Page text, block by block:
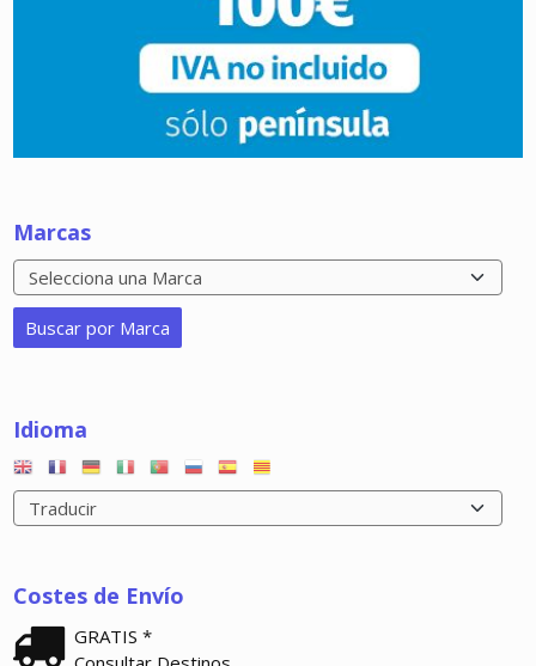
Marcas
Idioma
Costes de Envío
GRATIS *